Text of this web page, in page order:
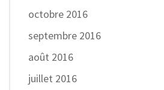
octobre 2016
septembre 2016
août 2016
juillet 2016